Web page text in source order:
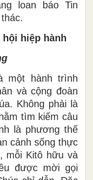
loan báo Tin
hiệp hành
một hành trình
và cộng đoàn
Không phải là
tìm kiếm câu
là phương thế
cảnh sống thực
mỗi Kitô hữu và
được mời gọi